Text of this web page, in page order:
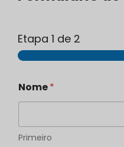
Etapa 1 de 2
Nome*
Primeiro